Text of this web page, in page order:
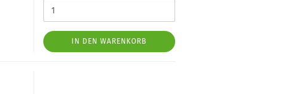
IN DEN WARENKORB